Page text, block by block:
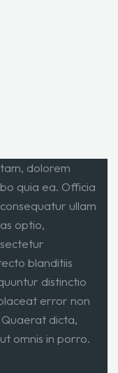
dolorem
quia ea. Officia
ullam
optio,
blanditiis
distinctio
error non
Quaerat dicta,
omnis in porro.